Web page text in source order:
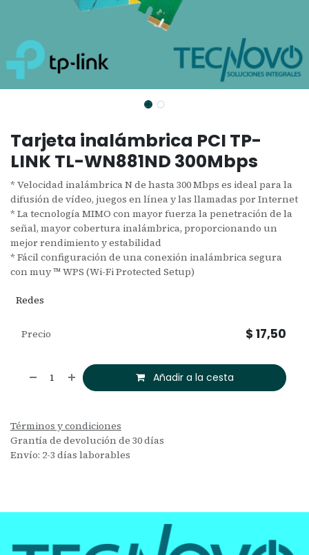
Tarjeta inalámbrica PCI TP-
LINK TL-WN881ND 300Mbps
* Velocidad inalámbrica N de hasta 300 Mbps es ideal para la
difusión de vídeo, juegos en línea y las llamadas por Internet
* La tecnología MIMO con mayor fuerza la penetración de la
señal, mayor cobertura inalámbrica, proporcionando un
mejor rendimiento y estabilidad
* Fácil configuración de una conexión inalámbrica segura
con muy ™ WPS (Wi-Fi Protected Setup)
Redes
Añadir a la cesta
Precio $ 17,50
Términos y condiciones
Grantía de devolución de 30 días
Envío: 2-3 días laborables